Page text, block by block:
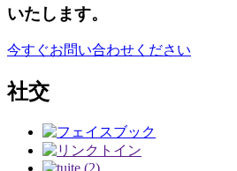
いたします。
今すぐお問い合わせください
社交